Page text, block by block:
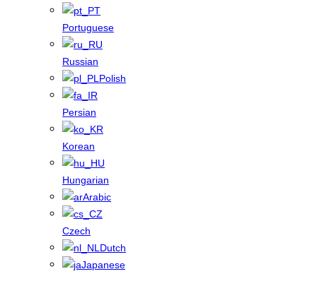
Portuguese
Russian
Polish
Persian
Korean
Hungarian
Arabic
Czech
Dutch
Japanese